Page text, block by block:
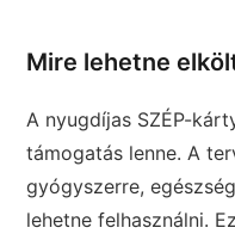
Mire lehetne
A nyugdíjas SZÉP-
támogatás lenne. A
gyógyszerre,
lehetne felhasználni.